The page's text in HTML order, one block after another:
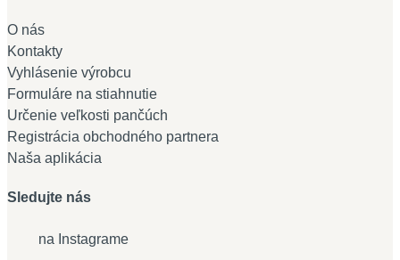
O nás
Kontakty
Vyhlásenie výrobcu
Formuláre na stiahnutie
Určenie veľkosti pančúch
Registrácia obchodného partnera
Naša aplikácia
Sledujte nás
na Instagrame